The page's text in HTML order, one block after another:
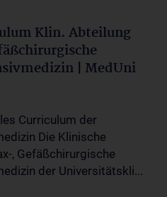
Klin. Abteilung
| MedUni
Curriculum der
Die Klinische
, Gefäßchirurgische
der Universitätskli...